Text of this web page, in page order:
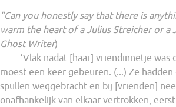
"Can you honestly say that there is
warm the heart of a Julius Streicher or a
Ghost Writer)
’Vlak nadat [haar] vriendinnetje was
moest een keer gebeuren. (...) Ze
spullen weggebracht en bij [vrienden]
onafhankelijk van elkaar vertrokken,